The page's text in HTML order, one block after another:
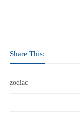
Share This:
zodiac